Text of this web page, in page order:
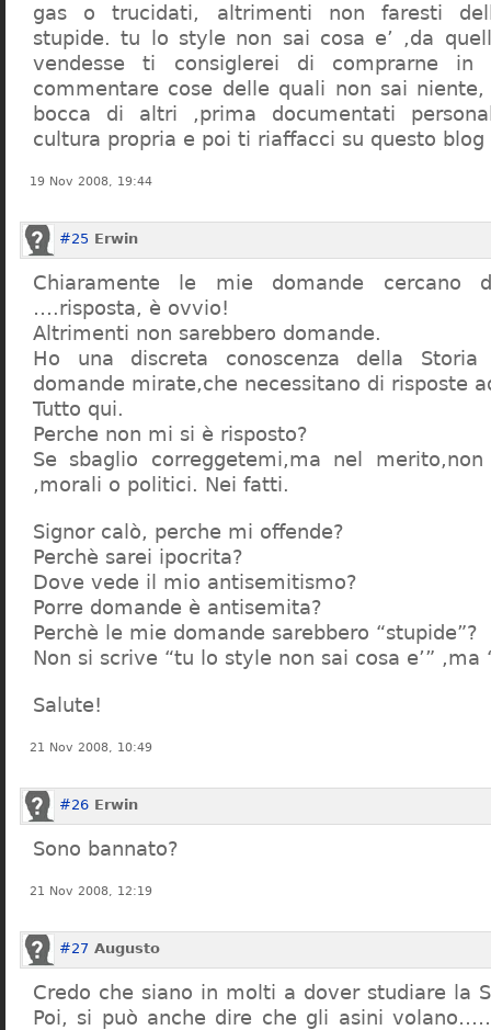
gas o trucidati, altrimenti non faresti
stupide. tu lo style non sai cosa e’ ,da
vendesse ti consiglerei di comprarne in
commentare cose delle quali non sai
bocca di altri ,prima documentati
cultura propria e poi ti riaffacci su questo blog
19 Nov 2008, 19:44
#25 Erwin
Chiaramente le mie domande cercano
….risposta, è ovvio!
Altrimenti non sarebbero domande.
Ho una discreta conoscenza della
domande mirate,che necessitano di risposte
Tutto qui.
Perche non mi si è risposto?
Se sbaglio correggetemi,ma nel
,morali o politici. Nei fatti.
Signor calò, perche mi offende?
Perchè sarei ipocrita?
Dove vede il mio antisemitismo?
Porre domande è antisemita?
Perchè le mie domande sarebbero “stupide”?
Non si scrive “tu lo style non sai cosa e’” ,ma
Salute!
21 Nov 2008, 10:49
#26 Erwin
Sono bannato?
21 Nov 2008, 12:19
#27 Augusto
Credo che siano in molti a dover studiare la
Poi, si può anche dire che gli asini